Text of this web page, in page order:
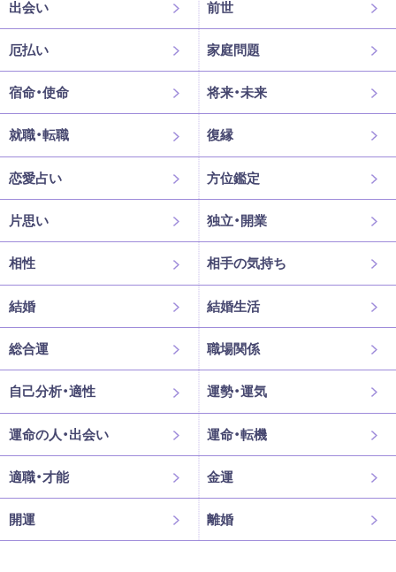
出会い 前世
厄払い 家庭問題
宿命・使命 将来・未来
就職・転職 復縁
恋愛占い 方位鑑定
片思い 独立・開業
相性 相手の気持ち
結婚 結婚生活
総合運 職場関係
自己分析・適性 運勢・運気
運命の人・出会い 運命・転機
適職・才能 金運
開運 離婚